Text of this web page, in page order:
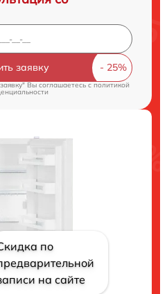
заявку
Вы соглашаетесь cполитикой
по
на сайте